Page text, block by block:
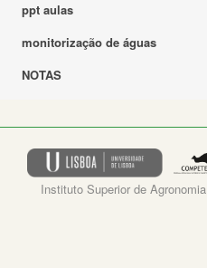
ppt aulas
monitorização de águas
NOTAS
Instituto Superior de Agronomia